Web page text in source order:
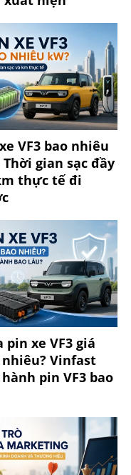
VF3 bao nhiêu
Thời gian sạc đầy
thực tế đi
pin xe VF3 giá
nhiêu? Vinfast
pin VF3 bao